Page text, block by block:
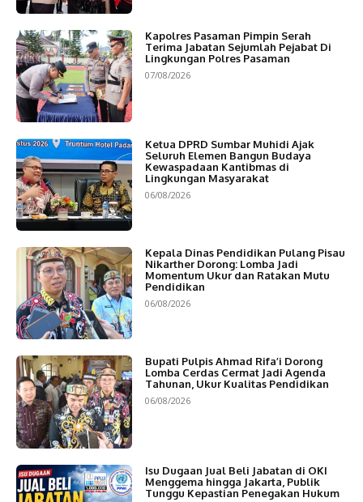
Kapolres Pasaman Pimpin Serah
Terima Jabatan Sejumlah Pejabat Di
Lingkungan Polres Pasaman
07/08/2026
Ketua DPRD Sumbar Muhidi Ajak
Seluruh Elemen Bangun Budaya
Kewaspadaan Kantibmas di
Lingkungan Masyarakat
06/08/2026
Kepala Dinas Pendidikan Pulang Pisau
Nikarther Dorong: Lomba Jadi
Momentum Ukur dan Ratakan Mutu
Pendidikan
06/08/2026
Bupati Pulpis Ahmad Rifa’i Dorong
Lomba Cerdas Cermat Jadi Agenda
Tahunan, Ukur Kualitas Pendidikan
06/08/2026
Isu Dugaan Jual Beli Jabatan di OKI
Menggema hingga Jakarta, Publik
Tunggu Kepastian Penegakan Hukum